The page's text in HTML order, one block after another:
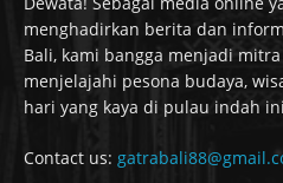
menghadirkan berita dan
Bali, kami bangga menjadi
menjelajahi pesona budaya,
hari yang kaya di pulau indah
Contact us: